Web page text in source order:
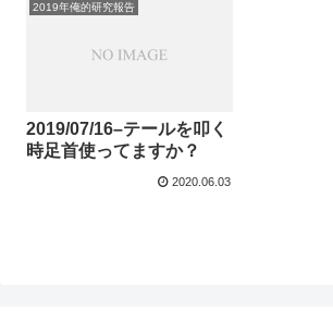
2019年俺的研究報告
2019/07/16–テールを叩く
時足首使ってますか？
2020.06.03